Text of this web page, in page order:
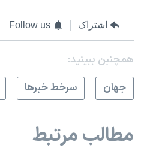
اشتراک Follow us
همچنبن ببینید:
جهان
سرخط خبرها
مطالب مرتبط